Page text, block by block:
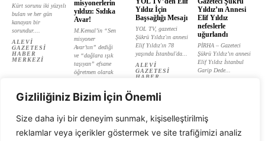
Gizliliğiniz Bizim İçin Önemli
Size daha iyi bir deneyim sunmak, kişiselleştirilmiş
reklamlar veya içerikler göstermek ve site trafiğimizi analiz
Kürt sorunu iki yüzyılı
bulan ve her gün
kanayan bir
sorundur....
ALEVI
GAZETESI
HABER
MERKEZI
misyonerlerin
yıldızı: Sıdıka
Avar!
M.Kemal’in “Sen
misyoner
Avar’sın” dediği
ve “dağlara ışık
taşıyan” efsane
öğretmen olarak
ALEVI
GAZETESI
Yıldız İçin
Başsağlığı Mesajı
YOL TV, gazeteci
Şükrü Yıldız'ın annesi
Elif Yıldız'ın 78
yaşında İstanbul'da...
ALEVI
GAZETESI
HABER
Yıldız’ın Annesi
Elif Yıldız
nefeslerle
uğurlandı
PİRHA – Gazeteci
Şükrü Yıldız’ın annesi
Elif Yıldız İstanbul
Garip Dede...